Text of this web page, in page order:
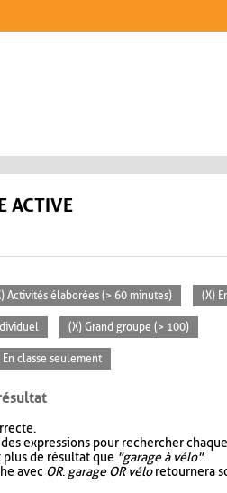
ACTIVE
Activités élaborées (> 60 minutes) (X)
(X) Grand groupe (> 100)
En classe seulement
expressions pour rechercher
de résultat que "garage à vélo".
avec OR. garage OR véloretournera